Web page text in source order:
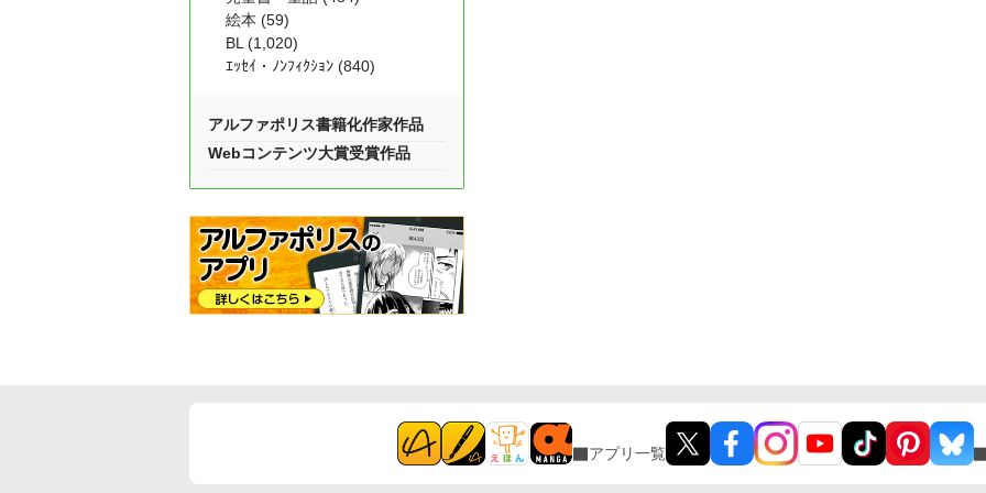
絵本 (59)
BL (1,020)
ｴｯｾｲ・ﾉﾝﾌｨｸｼｮﾝ (840)
アルファポリス書籍化作家作品
Webコンテンツ大賞受賞作品
アプリ一覧